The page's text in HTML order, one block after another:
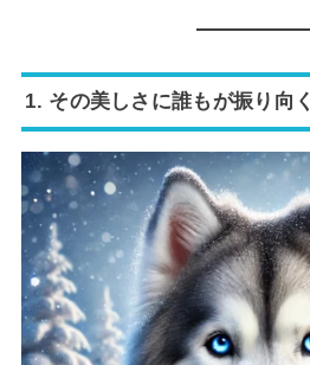
1. その美しさに誰もが振り向く